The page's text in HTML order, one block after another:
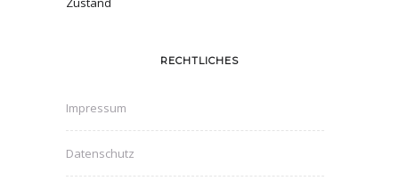
RECHTLICHES
Impressum
Datenschutz